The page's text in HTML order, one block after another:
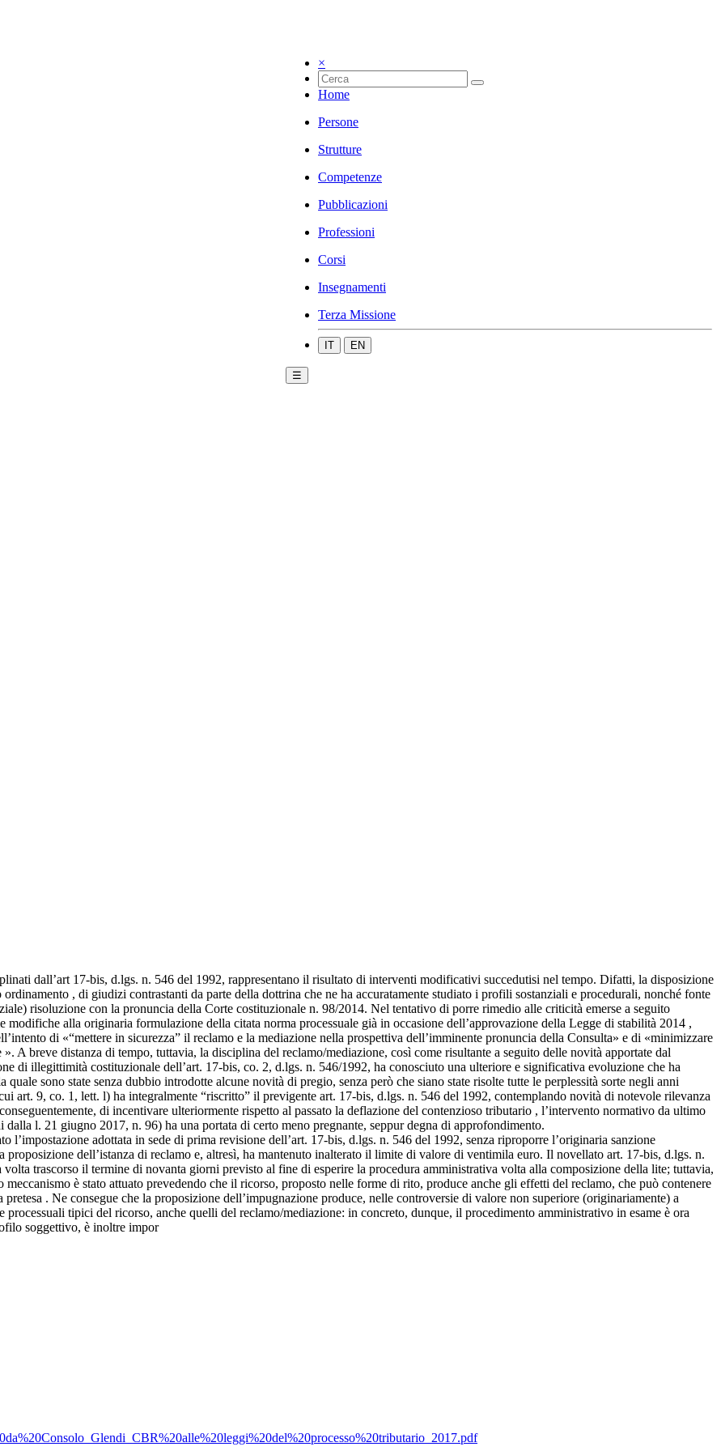
×
Home
Persone
Strutture
Competenze
Pubblicazioni
Professioni
Corsi
Insegnamenti
Terza Missione
IT EN
☰
dall’art 17-bis, d.lgs. n. 546 del 1992, rappresentano il risultato di interventi modificativi succedutisi nel tempo. Difatti, la disposizione
, di giudizi contrastanti da parte della dottrina che ne ha accuratamente studiato i profili sostanziali e procedurali, nonché fonte
risoluzione con la pronuncia della Corte costituzionale n. 98/2014. Nel tentativo di porre rimedio alle criticità emerse a seguito
alla originaria formulazione della citata norma processuale già in occasione dell’approvazione della Legge di stabilità 2014 ,
di «“mettere in sicurezza” il reclamo e la mediazione nella prospettiva dell’imminente pronuncia della Consulta» e di «minimizzare
A breve distanza di tempo, tuttavia, la disciplina del reclamo/mediazione, così come risultante a seguito delle novità apportate dal
di illegittimità costituzionale dell’art. 17-bis, co. 2, d.lgs. n. 546/1992, ha conosciuto una ulteriore e significativa evoluzione che ha
sono state senza dubbio introdotte alcune novità di pregio, senza però che siano state risolte tutte le perplessità sorte negli anni
art. 9, co. 1, lett. l) ha integralmente “riscritto” il previgente art. 17-bis, d.lgs. n. 546 del 1992, contemplando novità di notevole rilevanza
di incentivare ulteriormente rispetto al passato la deflazione del contenzioso tributario , l’intervento normativo da ultimo
l. 21 giugno 2017, n. 96) ha una portata di certo meno pregnante, seppur degna di approfondimento.
adottata in sede di prima revisione dell’art. 17-bis, d.lgs. n. 546 del 1992, senza riproporre l’originaria sanzione
dell’istanza di reclamo e, altresì, ha mantenuto inalterato il limite di valore di ventimila euro. Il novellato art. 17-bis, d.lgs. n.
trascorso il termine di novanta giorni previsto al fine di esperire la procedura amministrativa volta alla composizione della lite; tuttavia,
è stato attuato prevedendo che il ricorso, proposto nelle forme di rito, produce anche gli effetti del reclamo, che può contenere
. Ne consegue che la proposizione dell’impugnazione produce, nelle controversie di valore non superiore (originariamente) a
tipici del ricorso, anche quelli del reclamo/mediazione: in concreto, dunque, il procedimento amministrativo in esame è ora
soggettivo, è inoltre impor